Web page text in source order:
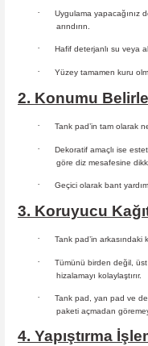
·
Uygulama yapacağınız
arındırın.
· Hafif deterjanlı su veya
· Yüzey tamamen kuru
2. Konumu
· Tank pad’in tam olarak
· Dekoratif amaçlı ise
göre diz mesafesine
· Geçici olarak bant
3. Koruyucu
· Tank pad’in arkasındaki
·
Tümünü birden değil, üst
hizalamayı kolaylaştırır.
·
Tank pad, yan pad ve
paketi açmadan
4. Yapıştırma